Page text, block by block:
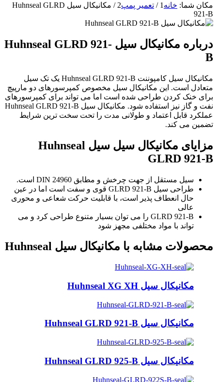
مکان شما: خانه 1
/ تعمیر پمپ2
/
مکانیکال سیل Huhnseal GLRD
921-B
درباره مکانیکال سیل Huhnseal GLRD 921-
B
مکانیکال سیل کامپوننت Huhnseal GLRD 921-B یک تک سیل
متعادل است. این مکانیکال سیل مخصوص کمپرسورهای دو مارپیچ
برای خنک کردن طراحی شده است اما می تواند برای کمپرسورهای
نفت و گاز نیز استفاده شود. مکانیکال سیل Huhnseal GLRD 921-B
عملکرد قابل اعتماد و طولانی مدت را تحت سخت ترین شرایط
تضمین می کند.
مزایای مکانیکال سیل سیل Huhnseal
GLRD 921-B
سیل مستقل از جهت چرخش و مطابق DIN 24960 است.
طراحی سیل GLRD 921-B قوی و سفت است اما در عین
حال انعطاف پذیر است، با قابلیت حرکت شعاعی و محوری
عالی
GLRD 921-B را می توان بسیار متنوع طراحی کرد و می
تواند با مواد مختلفی مجهز شود
محصولات مشابه با مکانیکال سیل Huhnseal
مکانیکال سیل Huhnseal XG XH
مکانیکال سیل Huhnseal GLRD 921-B
مکانیکال سیل Huhnseal GLRD 925-B